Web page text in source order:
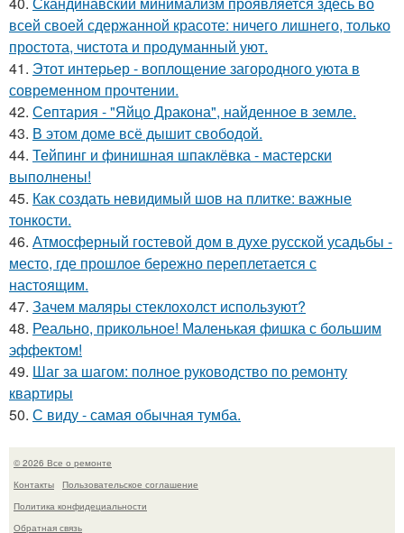
всей своей сдержанной красоте: ничего лишнего, только
простота, чистота и продуманный уют.
41. Этот интерьер - воплощение загородного уюта в
современном прочтении.
42. Септария - "Яйцо Дракона", найденное в земле.
43. В этом доме всё дышит свободой.
44. Тейпинг и финишная шпаклёвка - мастерски
выполнены!
45. Как создать невидимый шов на плитке: важные
тонкости.
46. Атмосферный гостевой дом в духе русской усадьбы -
место, где прошлое бережно переплетается с
настоящим.
47. Зачем маляры стеклохолст используют?
48. Реально, прикольное! Маленькая фишка с большим
эффектом!
49. Шаг за шагом: полное руководство по ремонту
квартиры
50. С виду - самая обычная тумба.
© 2026 Все о ремонте
Контакты
Пользовательское соглашение
Политика конфидециальности
Обратная связь